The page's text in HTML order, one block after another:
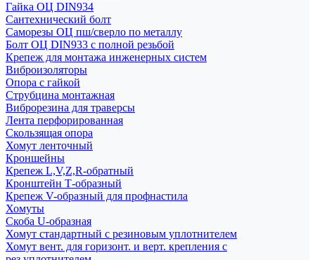
Гайка ОЦ DIN934
Сантехнический болт
Саморезы ОЦ пш/сверло по металлу
Болт ОЦ DIN933 с полной резьбой
Крепеж для монтажа инженерных систем
Виброизоляторы
Опора с гайкой
Струбцина монтажная
Виброрезина для траверсы
Лента перфорированная
Скользящая опора
Хомут ленточный
Кроншейны
Крепеж L,V,Z,R-обратный
Кронштейн Т-образный
Крепеж V-образный для профнастила
Хомуты
Скоба U-образная
Хомут стандартный с резиновым уплотнителем
Хомут вент. для горизонт. и верт. крепления с